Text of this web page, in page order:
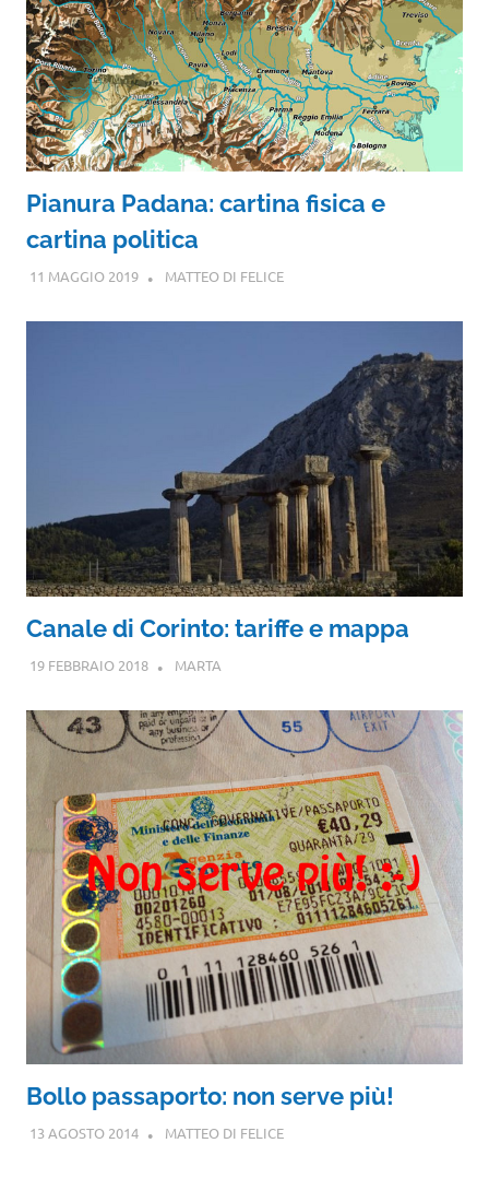
Pianura Padana: cartina fisica e
cartina politica
11 MAGGIO 2019 MATTEO DI FELICE
Canale di Corinto: tariffe e mappa
19 FEBBRAIO 2018 MARTA
Bollo passaporto: non serve più!
13 AGOSTO 2014 MATTEO DI FELICE